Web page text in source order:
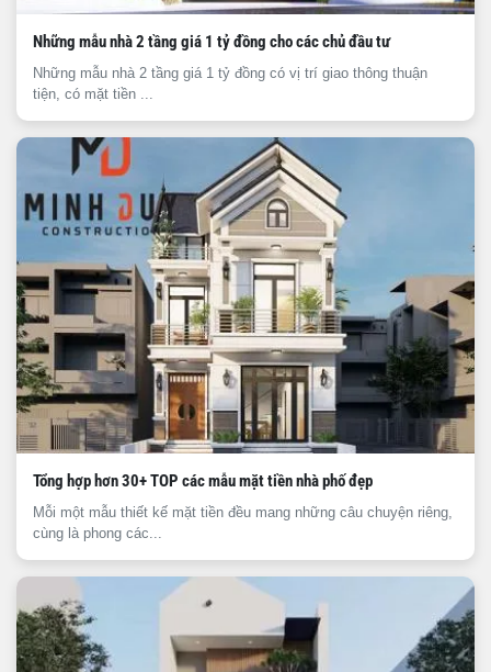
Những mẫu nhà 2 tầng giá 1 tỷ đồng cho các chủ đầu tư
Những mẫu nhà 2 tầng giá 1 tỷ đồng có vị trí giao thông thuận
tiện, có mặt tiền ...
Tổng hợp hơn 30+ TOP các mẫu mặt tiền nhà phố đẹp
Mỗi một mẫu thiết kế mặt tiền đều mang những câu chuyện riêng,
cùng là phong các...